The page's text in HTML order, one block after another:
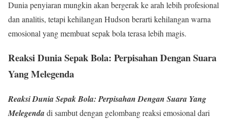
Dunia penyiaran mungkin akan bergerak ke arah lebih profesional
dan analitis, tetapi kehilangan Hudson berarti kehilangan warna
emosional yang membuat sepak bola terasa lebih magis.
Reaksi Dunia Sepak Bola: Perpisahan Dengan Suara
Yang Melegenda
Reaksi Dunia Sepak Bola: Perpisahan Dengan Suara Yang
Melegendadi sambut dengan gelombang reaksi emosional dari